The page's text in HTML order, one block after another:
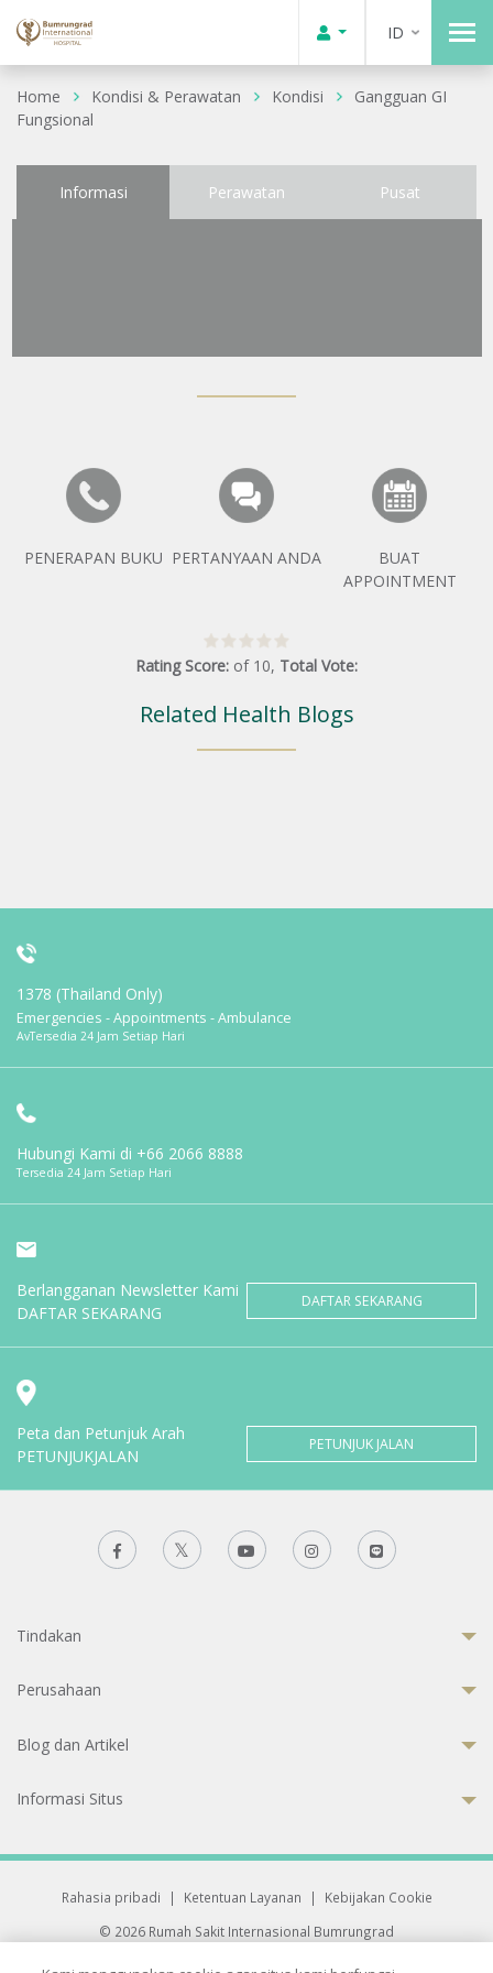
ID
Home Kondisi & Perawatan Kondisi
Gangguan GI
Fungsional
Informasi Perawatan Pusat
PENERAPAN BUKU PERTANYAAN ANDA
BUAT
APPOINTMENT
Rating Score: of 10, Total Vote:
Related Health Blogs
1378 (Thailand Only)
Emergencies - Appointments - Ambulance
AvTersedia 24 Jam Setiap Hari
Hubungi Kami di +66 2066 8888
Tersedia 24 Jam Setiap Hari
Berlangganan Newsletter Kami
DAFTAR SEKARANG
DAFTAR SEKARANG
Peta dan Petunjuk Arah
PETUNJUKJALAN
PETUNJUK JALAN
Tindakan
Perusahaan
Blog dan Artikel
Informasi Situs
Rahasia pribadi | Ketentuan Layanan |
Kebijakan Cookie
© 2026 Rumah Sakit Internasional Bumrungrad